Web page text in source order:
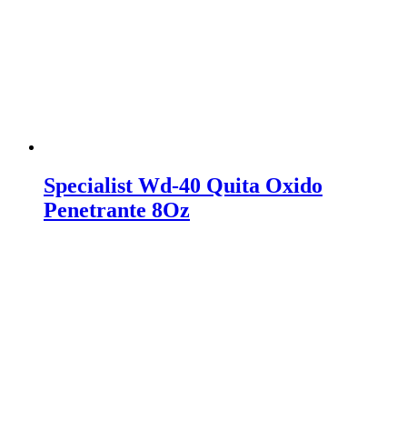
Specialist Wd-40 Quita Oxido
Penetrante 8Oz